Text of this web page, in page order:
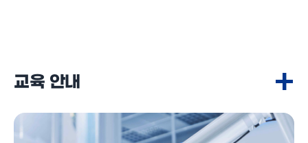
교육 안내 +